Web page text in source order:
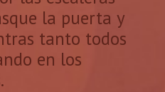
la puerta y
tanto todos
en los